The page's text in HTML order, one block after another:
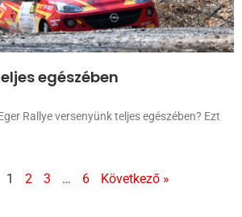
egészében
Rallye versenyünk teljes egészében? Ezt
1 2 3 … 6 Következő »